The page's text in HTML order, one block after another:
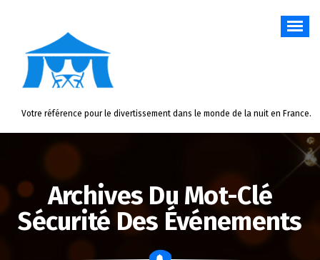
Votre référence pour le divertissement dans le monde de la nuit en France.
Archives Du Mot-Clé
Sécurité Des Événements